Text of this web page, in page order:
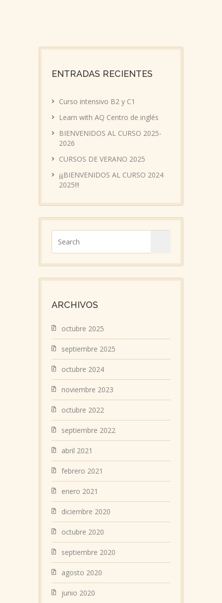
ENTRADAS RECIENTES
Curso intensivo B2 y C1
Learn with AQ Centro de inglés
BIENVENIDOS AL CURSO 2025-
2026
CURSOS DE VERANO 2025
¡¡¡BIENVENIDOS AL CURSO 2024
2025!!!
ARCHIVOS
octubre 2025
septiembre 2025
octubre 2024
noviembre 2023
octubre 2022
septiembre 2022
abril 2021
febrero 2021
enero 2021
diciembre 2020
octubre 2020
septiembre 2020
agosto 2020
junio 2020